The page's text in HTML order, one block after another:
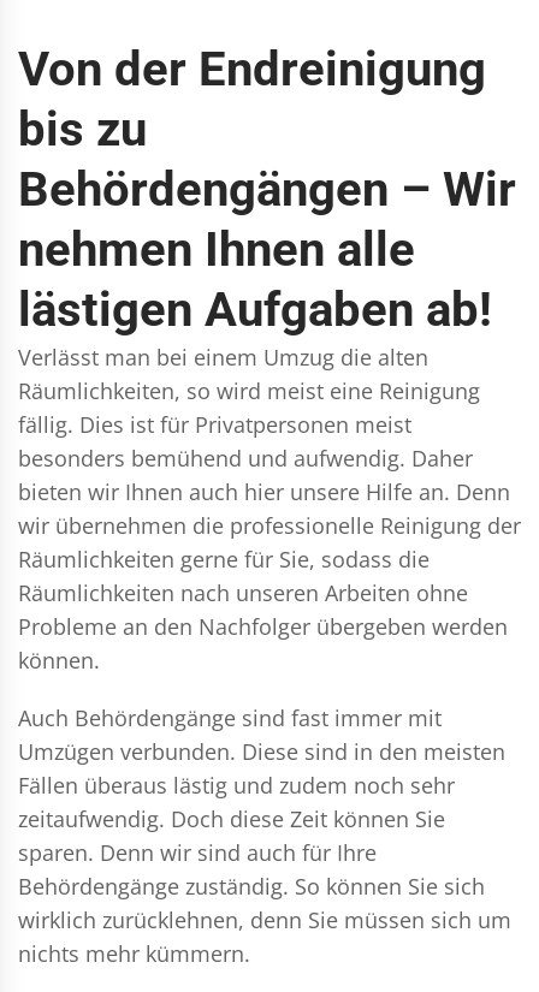
Von der Endreinigung
bis zu
Behördengängen – Wir
nehmen Ihnen alle
lästigen Aufgaben ab!
Verlässt man bei einem Umzug die alten
Räumlichkeiten, so wird meist eine Reinigung
fällig. Dies ist für Privatpersonen meist
besonders bemühend und aufwendig. Daher
bieten wir Ihnen auch hier unsere Hilfe an. Denn
wir übernehmen die professionelle Reinigung der
Räumlichkeiten gerne für Sie, sodass die
Räumlichkeiten nach unseren Arbeiten ohne
Probleme an den Nachfolger übergeben werden
können.
Auch Behördengänge sind fast immer mit
Umzügen verbunden. Diese sind in den meisten
Fällen überaus lästig und zudem noch sehr
zeitaufwendig. Doch diese Zeit können Sie
sparen. Denn wir sind auch für Ihre
Behördengänge zuständig. So können Sie sich
wirklich zurücklehnen, denn Sie müssen sich um
nichts mehr kümmern.